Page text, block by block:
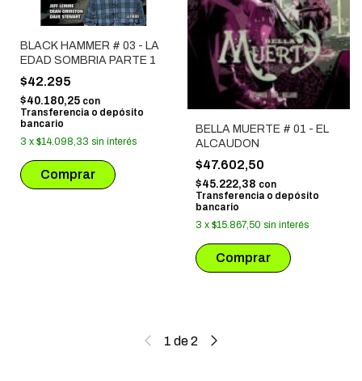
BLACK HAMMER # 03 - LA
EDAD SOMBRIA PARTE 1
$42.295
$40.180,25 con
Transferencia o depósito
bancario
3 x $14.098,33 sin interés
BELLA MUERTE # 01 - EL
ALCAUDON
$47.602,50
$45.222,38 con
Transferencia o depósito
bancario
3 x $15.867,50 sin interés
1 de2